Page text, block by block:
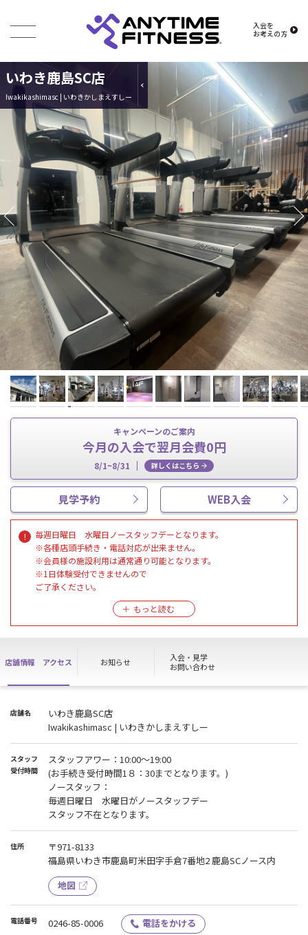
入会を
お考えの方
いわき鹿島SC店
Iwakikashimasc | いわきかしまえすしー
キャンペーンのご案内
今月の入会で翌月会費0円
8/1~8/31 詳しくはこちら
見学予約 WEB入会
毎週日曜日 水曜日ノースタッフデーとなります。
※各種店頭手続き・電話対応が出来ません。
※会員様の施設利用は通常通り可能となります。
※1日体験受付できませんので
ご了承ください。
【施設利用時の注意点】
現在、当店では「マスクの着用」が任意となります。
体調のセルフチェックの
ご協力を宜しくお願い致します。
店舗情報 アクセス お知らせ
入会・見学
お問い合わせ
店舗名
いわき鹿島SC店
Iwakikashimasc | いわきかしまえすしー
スタッフ
受付時間
スタッフアワー：10:00〜19:00
(お手続き受付時間1８：30までとなります。)
ノースタッフ：
毎週日曜日 水曜日がノースタッフデー
スタッフ不在となります。
住所
〒971-8133
福島県いわき市鹿島町米田字手倉7番地2 鹿島SCノース内
地図
電話番号 0246-85-0006 電話をかける